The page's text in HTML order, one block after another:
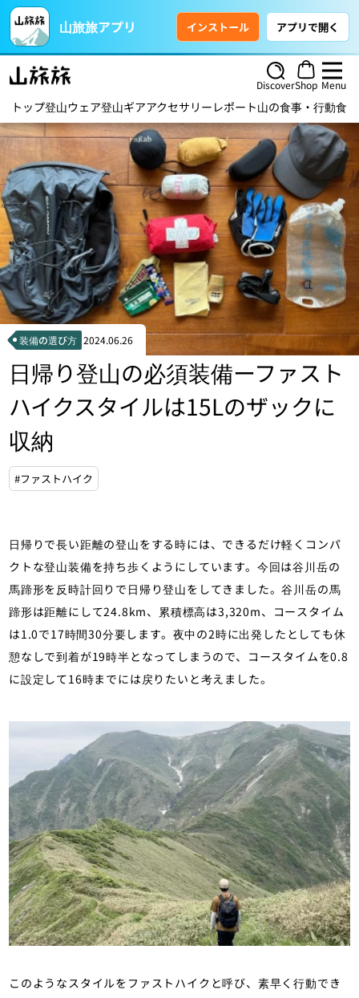
山旅旅アプリ インストール アプリで開く
DiscoverShop Menu
トップ登山ウェア登山ギアアクセサリー レポート山の食事・行動食
装備の選び方 2024.06.26
日帰り登山の必須装備ーファスト
ハイクスタイルは15Lのザックに
収納
#ファストハイク
日帰りで長い距離の登山をする時には、できるだけ軽くコンパ
クトな登山装備を持ち歩くようにしています。今回は谷川岳の
馬蹄形を反時計回りで日帰り登山をしてきました。谷川岳の馬
蹄形は距離にして24.8km、累積標高は3,320m、コースタイム
は1.0で17時間30分要します。夜中の2時に出発したとしても休
憩なしで到着が19時半となってしまうので、コースタイムを0.8
に設定して16時までには戻りたいと考えました。
このようなスタイルをファストハイクと呼び、素早く行動でき